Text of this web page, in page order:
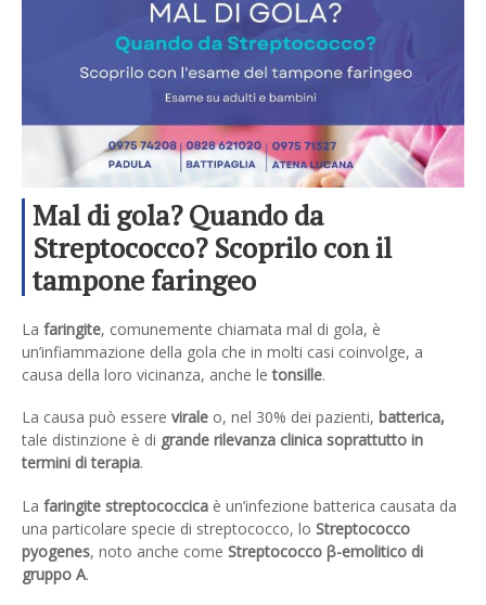
Mal di gola? Quando da
Streptococco? Scoprilo con il
tampone faringeo
La faringite, comunemente chiamata mal di gola, è
un’infiammazione della gola che in molti casi coinvolge, a
causa della loro vicinanza, anche le tonsille.
La causa può essere virale o, nel 30% dei pazienti, batterica,
tale distinzione è di grande rilevanza clinica soprattutto in
termini di terapia.
La faringite streptococcica è un’infezione batterica causata da
una particolare specie di streptococco, lo Streptococco
pyogenes, noto anche come Streptococco β-emolitico di
gruppo A.